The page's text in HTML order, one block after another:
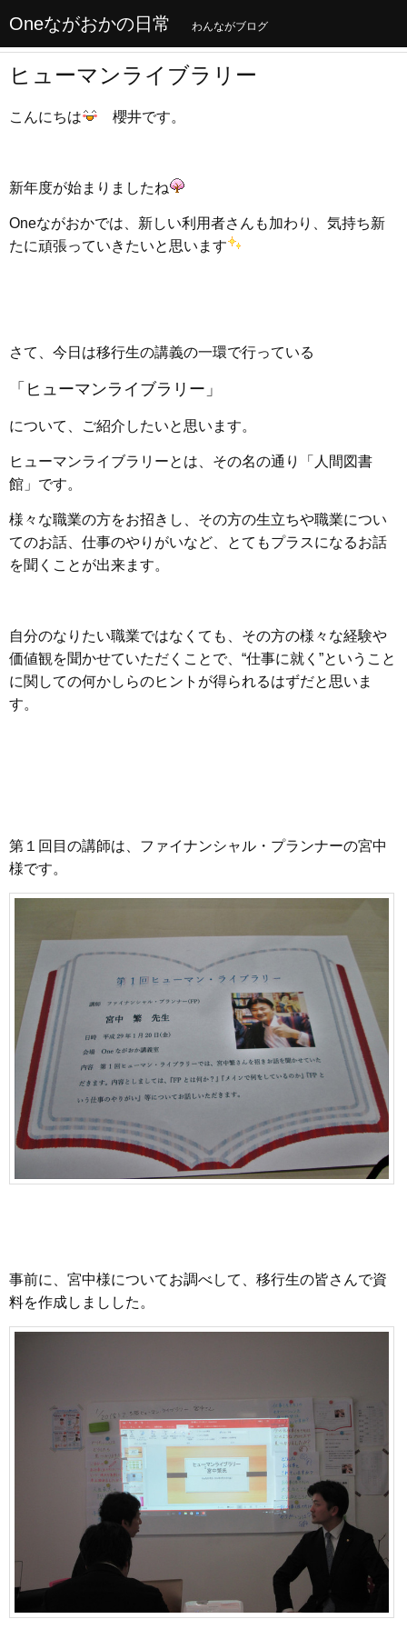
Oneながおかの日常 わんながブログ
ヒューマンライブラリー
こんにちは 櫻井です。
新年度が始まりましたね
Oneながおかでは、新しい利用者さんも加わり、気持ち新
たに頑張っていきたいと思います
さて、今日は移行生の講義の一環で行っている
「ヒューマンライブラリー」
について、ご紹介したいと思います。
ヒューマンライブラリーとは、その名の通り「人間図書
館」です。
様々な職業の方をお招きし、その方の生立ちや職業につい
てのお話、仕事のやりがいなど、とてもプラスになるお話
を聞くことが出来ます。
自分のなりたい職業ではなくても、その方の様々な経験や
価値観を聞かせていただくことで、“仕事に就く”ということ
に関しての何かしらのヒントが得られるはずだと思いま
す。
第１回目の講師は、ファイナンシャル・プランナーの宮中
様です。
事前に、宮中様についてお調べして、移行生の皆さんで資
料を作成しましした。